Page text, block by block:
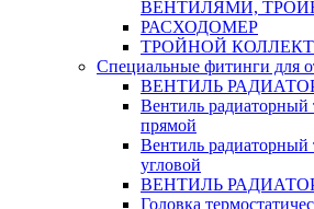
ВЕНТИЛЯМИ,
РАСХОДОМЕР
ТРОЙНОЙ
Специальные фитинги для
ВЕНТИЛЬ
Вентиль радиаторный
прямой
Вентиль радиаторный
угловой
ВЕНТИЛЬ
Головка